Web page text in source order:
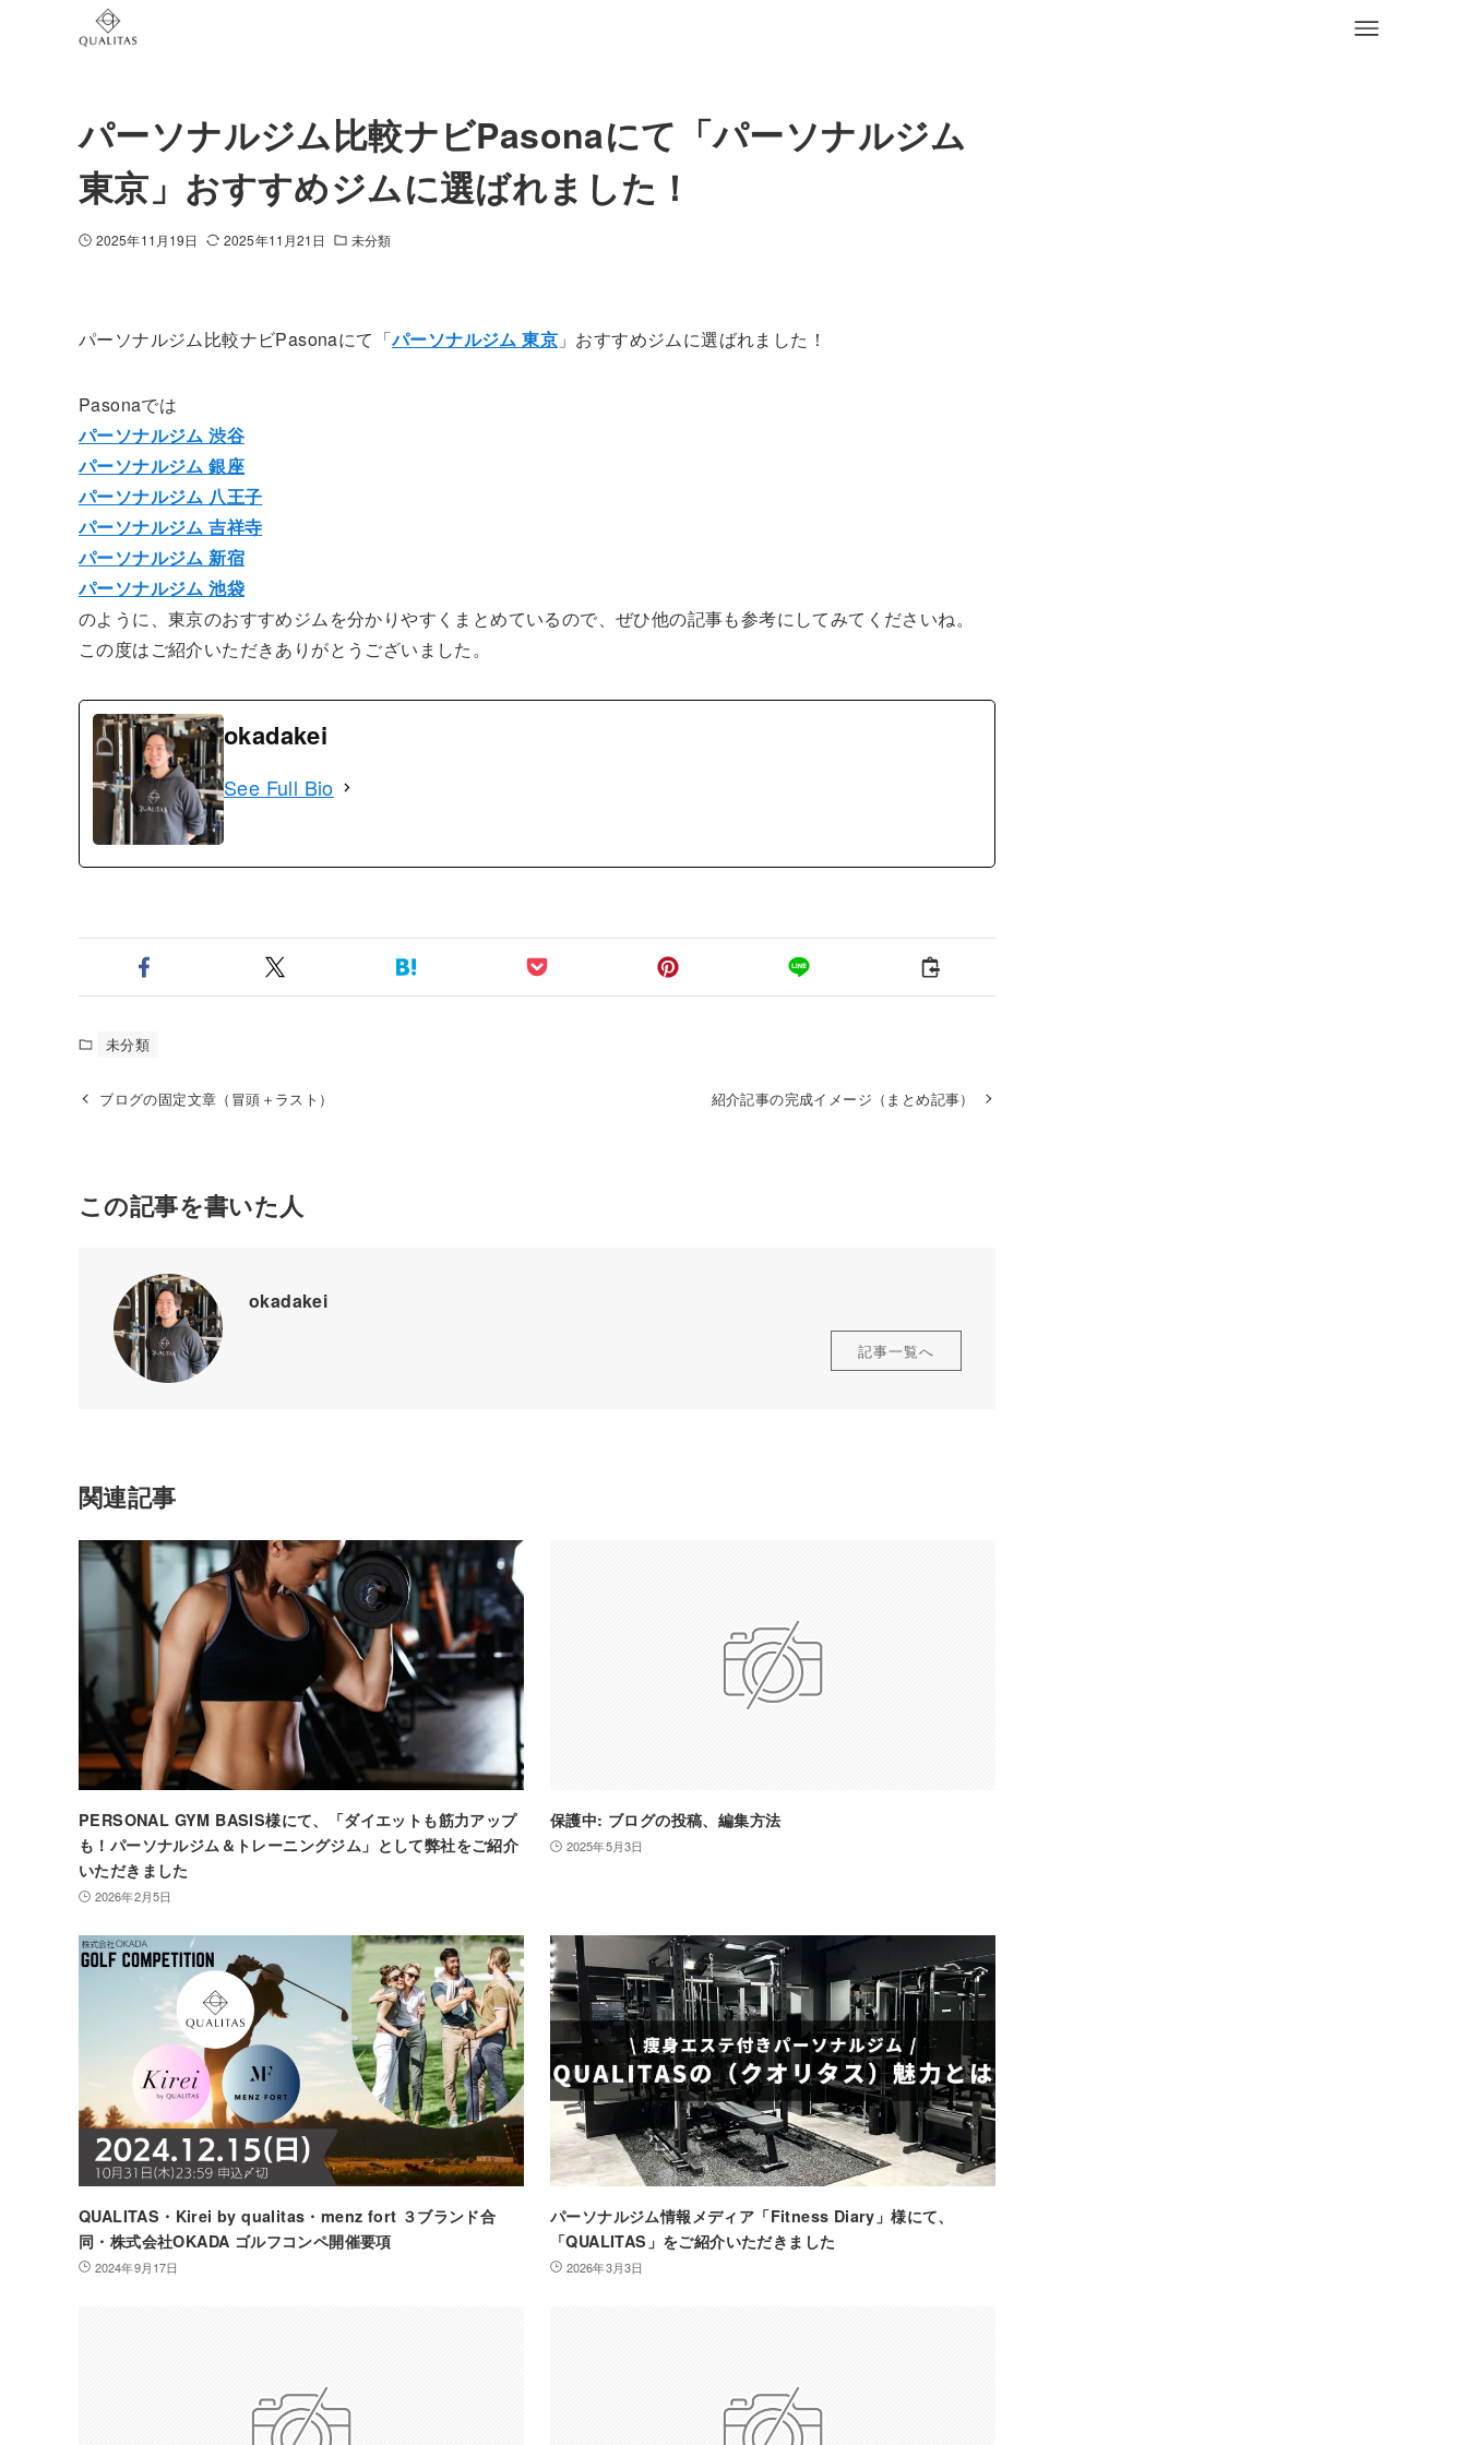
パーソナルジム比較ナビPasonaにて「パーソナルジム
東京」おすすめジムに選ばれました！
2025年11月19日 2025年11月21日 未分類
パーソナルジム比較ナビPasonaにて「パーソナルジム 東京 」おすすめジムに選ばれました！
Pasonaでは
パーソナルジム 渋谷
パーソナルジム 銀座
パーソナルジム 八王子
パーソナルジム 吉祥寺
パーソナルジム 新宿
パーソナルジム 池袋
のように、東京のおすすめジムを分かりやすくまとめているので、ぜひ他の記事も参考にしてみてくださいね。
この度はご紹介いただきありがとうございました。
okadakei
See Full Bio
未分類
ブログの固定文章（冒頭＋ラスト） 紹介記事の完成イメージ（まとめ記事）
この記事を書いた人
okadakei
記事一覧へ
関連記事
PERSONAL GYM BASIS様にて、「ダイエットも筋力アップ
も！パーソナルジム＆トレーニングジム」として弊社をご紹介
いただきました
2026年2月5日
保護中: ブログの投稿、編集方法
2025年5月3日
QUALITAS・Kirei by qualitas・menz fort ３ブランド合
同・株式会社OKADA ゴルフコンペ開催要項
2024年9月17日
パーソナルジム情報メディア「Fitness Diary」様にて、
「QUALITAS」をご紹介いただきました
2026年3月3日